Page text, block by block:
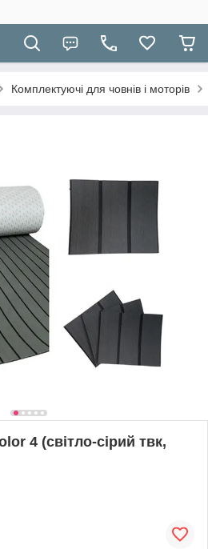
Комплектуючі для човнів і моторів
4 (світло-сірий твк,